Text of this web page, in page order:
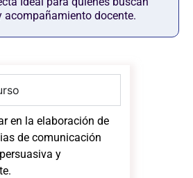
acompañamiento docente.
en la elaboración de
de comunicación
y